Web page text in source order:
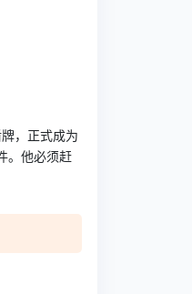
，正式成为
。他必须赶